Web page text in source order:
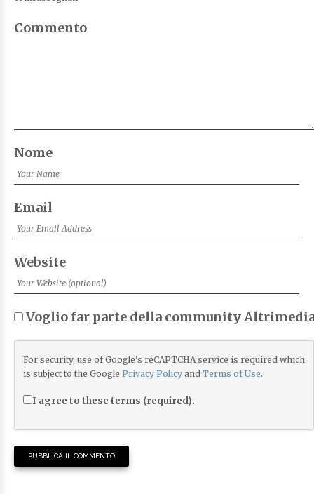
Commento
Nome
Email
Website
Voglio far parte della community
For security, use of Google's reCAPTCHA service is required which
is subject to the Google Privacy Policy and Terms of Use.
I agree to these terms (required).